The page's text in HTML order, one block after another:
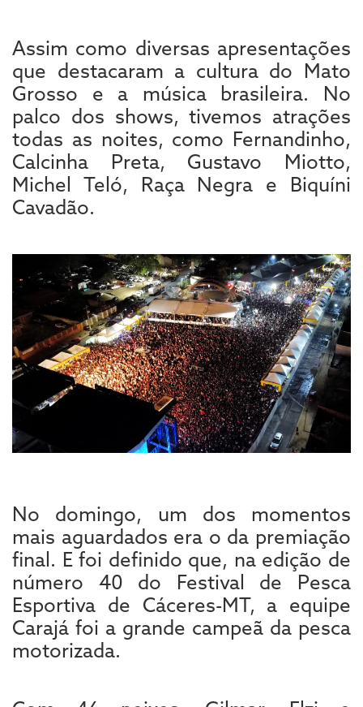
Assim como diversas apresentações
que destacaram a cultura do Mato
Grosso e a música brasileira. No
palco dos shows, tivemos atrações
todas as noites, como Fernandinho,
Calcinha Preta, Gustavo Miotto,
Michel Teló, Raça Negra e Biquíni
Cavadão.
No domingo, um dos momentos
mais aguardados era o da premiação
final. E foi definido que, na edição de
número 40 do Festival de Pesca
Esportiva de Cáceres-MT, a equipe
Carajá foi a grande campeã da pesca
motorizada.